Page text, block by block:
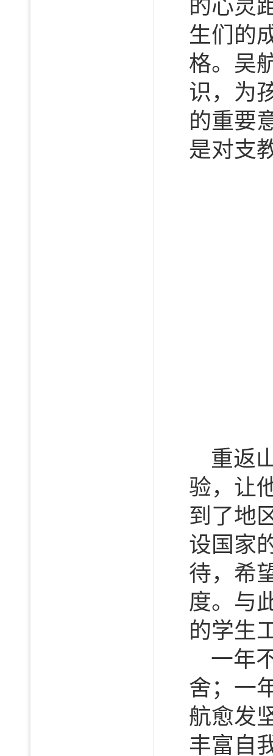
的心灵
生们的
格。吴
识，为
的重要
是对支
重返
验，让
到了地
设国家
待，希
度。与
的学生
一年
舍；一
航愈发
丰富自